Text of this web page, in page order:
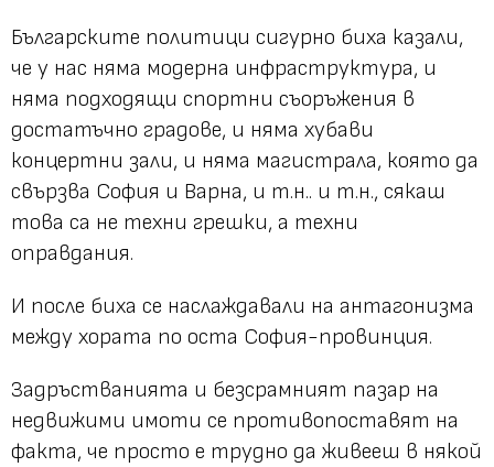
Българските политици сигурно биха казали,
че у нас няма модерна инфраструктура, и
няма подходящи спортни съоръжения в
достатъчно градове, и няма хубави
концертни зали, и няма магистрала, която да
свързва София и Варна, и т.н.. и т.н., сякаш
това са не техни грешки, а техни
оправдания.
И после биха се наслаждавали на антагонизма
между хората по оста София-провинция.
Задръстванията и безсрамният пазар на
недвижими имоти се противопоставят на
факта, че просто е трудно да живееш в някой